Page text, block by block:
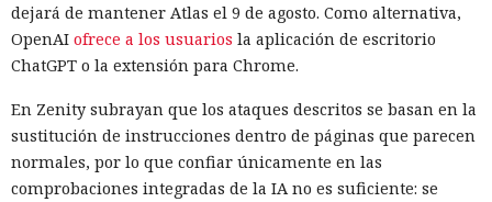
dejará de mantener Atlas el 9 de agosto. Como alternativa,
OpenAI ofrece a los usuarios la aplicación de escritorio
ChatGPT o la extensión para Chrome.
En Zenity subrayan que los ataques descritos se basan en la
sustitución de instrucciones dentro de páginas que parecen
normales, por lo que confiar únicamente en las
comprobaciones integradas de la IA no es suficiente: se